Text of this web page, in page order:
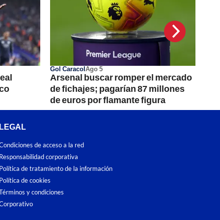
Gol CaracolAgo 5
Arsenal buscar romper el mercado
de fichajes; pagarían 87 millones
de euros por flamante figura
de acceso a la red
corporativa
de tratamiento de la información
de cookies
y condiciones